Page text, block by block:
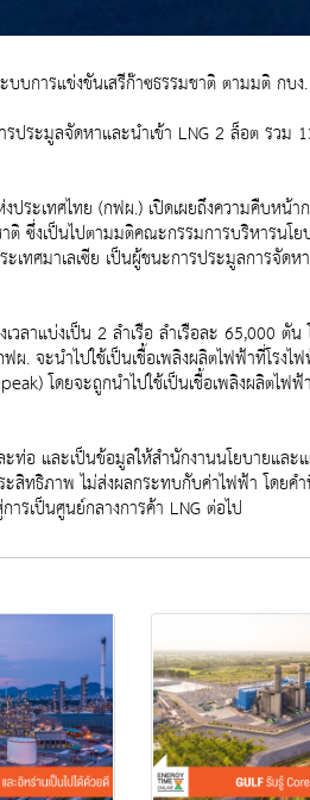
บการแข่งขันเสรีก๊าซธรรมชาติ ตามมติ กบง.
ประมูลจัดหาและนำเข้า LNG 2 ล็อต รว
ระเทศไทย (กฟผ.) เปิดเผยถึงความคืบห
ซึ่งเป็นไปตามมติคณะกรรมการบริหาร
ทศมาเลเซีย เป็นผู้ชนะการประมูลการจั
ลาแบ่งเป็น 2 ลำเรือ ลำเรือละ 65,000
. จะนำไปใช้เป็นเชื้อเพลิงผลิตไฟฟ้าที่โร
โดยจะถูกนำไปใช้เป็นเชื้อเพลิงผลิตไ
อ และเป็นข้อมูลให้สำนักงานนโยบายแล
สิทธิภาพ ไม่ส่งผลกระทบกับค่าไฟฟ้า โด
ารเป็นศูนย์กลางการค้า LNG ต่อไป